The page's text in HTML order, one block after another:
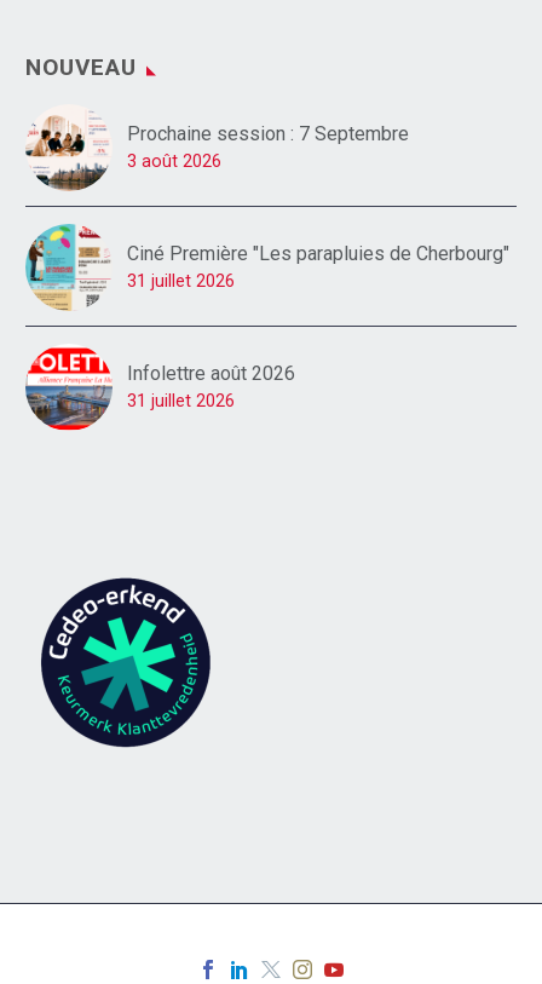
NOUVEAU
Prochaine session : 7 Septembre
3 août 2026
Ciné Première "Les parapluies de Cherbourg"
31 juillet 2026
Infolettre août 2026
31 juillet 2026